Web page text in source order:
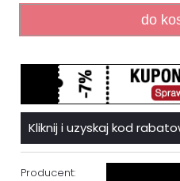
do
Kliknij i uzyskaj kod
Producent: